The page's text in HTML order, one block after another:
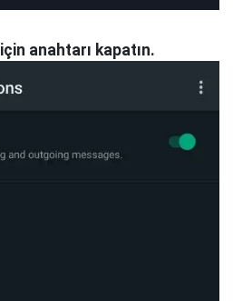
için anahtarı kapatın.